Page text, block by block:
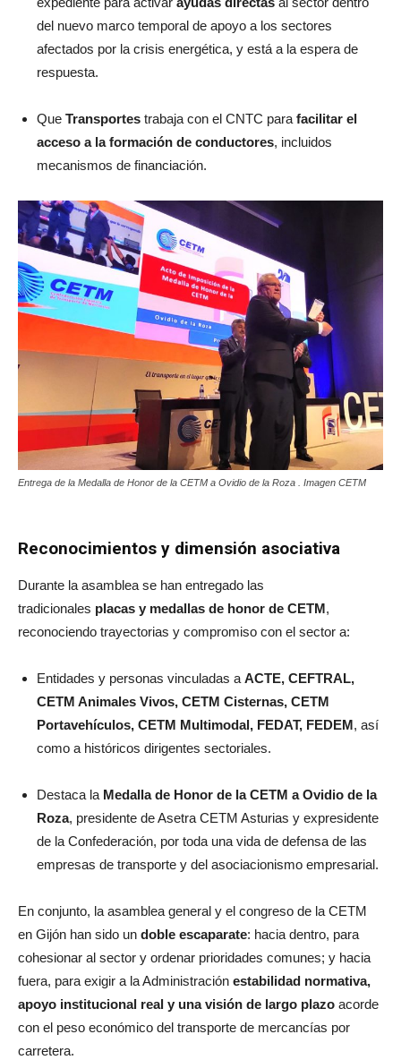
del nuevo marco temporal de apoyo a los sectores
afectados por la crisis energética, y está a la espera de
respuesta.
Que Transportes trabaja con el CNTC para facilitar el
acceso a la formación de conductores, incluidos
mecanismos de financiación.
Entrega de la Medalla de Honor de la CETM a Ovidio de la Roza . Imagen CETM
Reconocimientos y dimensión asociativa
Durante la asamblea se han entregado las
tradicionales placas y medallas de honor de CETM,
reconociendo trayectorias y compromiso con el sector a:
Entidades y personas vinculadas a ACTE, CEFTRAL,
CETM Animales Vivos, CETM Cisternas, CETM
Portavehículos, CETM Multimodal, FEDAT, FEDEM, así
como a históricos dirigentes sectoriales.
Destaca la Medalla de Honor de la CETM a Ovidio de la
Roza, presidente de Asetra CETM Asturias y expresidente
de la Confederación, por toda una vida de defensa de las
empresas de transporte y del asociacionismo empresarial.
En conjunto, la asamblea general y el congreso de la CETM
en Gijón han sido un doble escaparate: hacia dentro, para
cohesionar al sector y ordenar prioridades comunes; y hacia
fuera, para exigir a la Administración estabilidad normativa,
apoyo institucional real y una visión de largo plazo acorde
con el peso económico del transporte de mercancías por
carretera.